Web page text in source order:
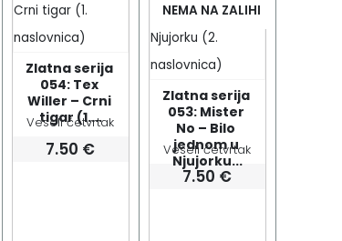
Zlatna serija
054: Tex
Willer – Crni
tigar (1....
Veseli četvrtak
7.50 €
NEMA NA ZALIHI
Zlatna serija
053: Mister
No – Bilo
jednom u
Njujorku...
Veseli četvrtak
7.50 €